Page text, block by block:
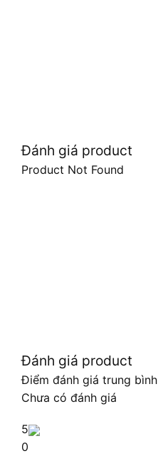
Đánh giá product
Product Not Found
Đánh giá product
Điểm đánh giá trung bình
Chưa có đánh giá
5
0